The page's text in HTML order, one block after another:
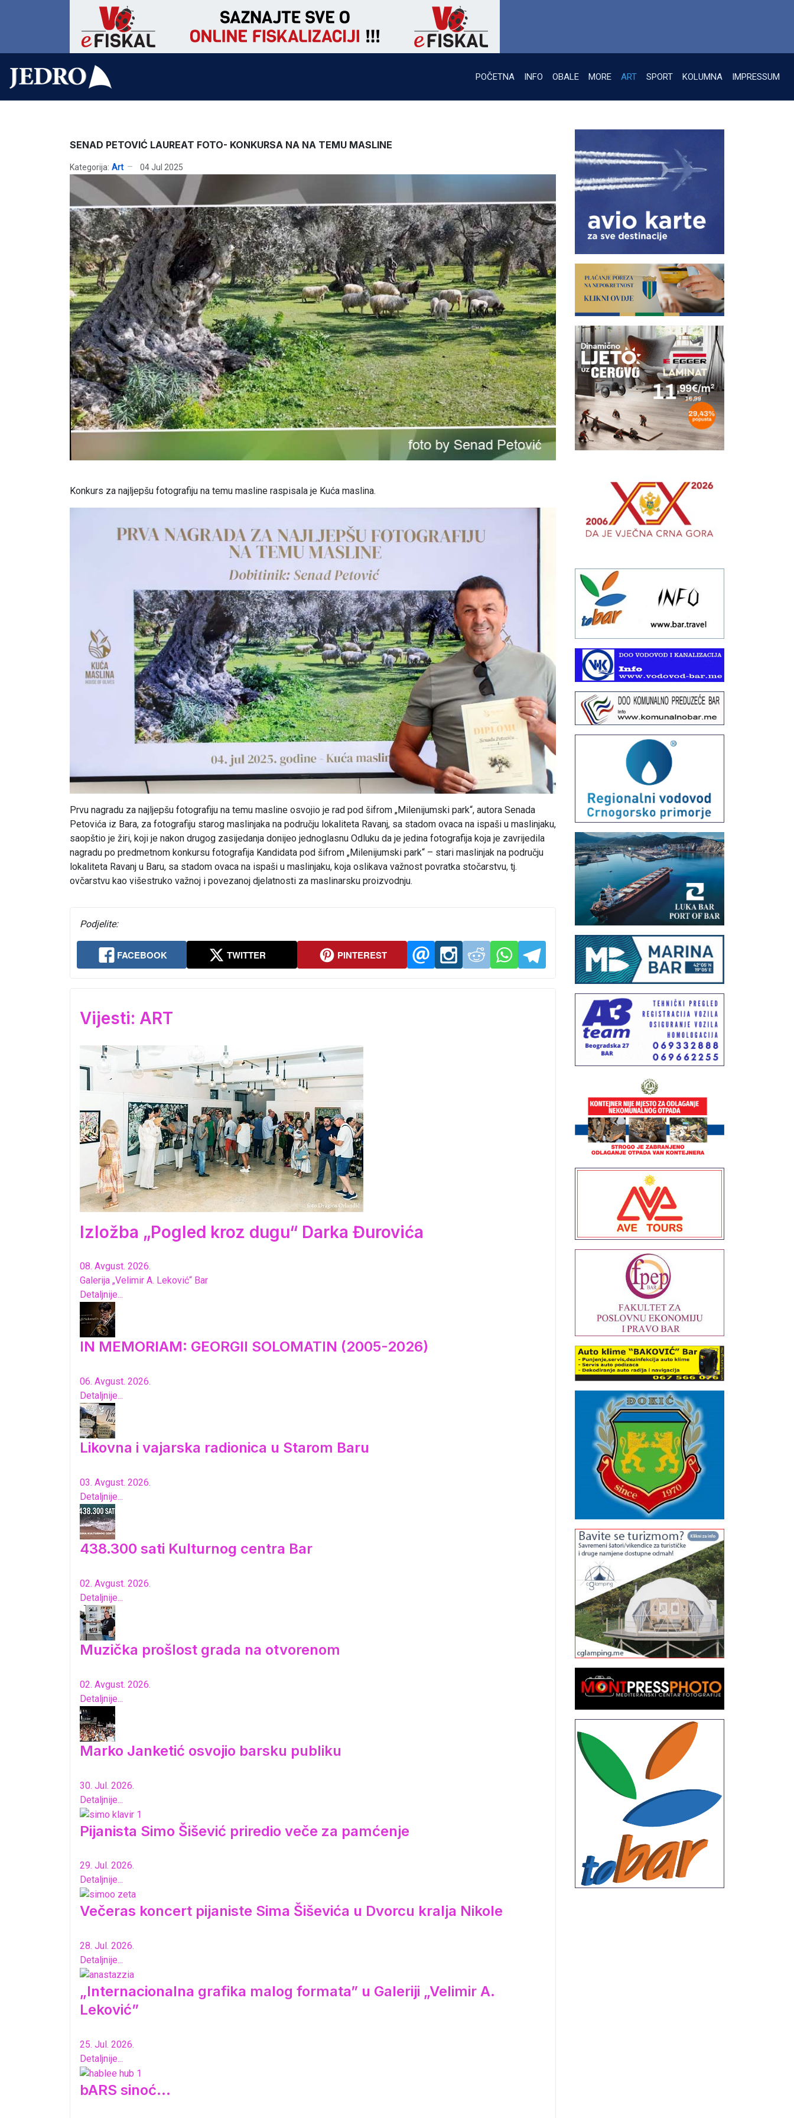
POČETNA INFO OBALE MORE ART SPORT KOLUMNA IMPRESSUM
SENAD PETOVIĆ LAUREAT FOTO- KONKURSA NA NA TEMU MASLINE
Kategorija: Art 04 Jul 2025
Konkurs za najljepšu fotografiju na temu masline raspisala je Kuća maslina.
Prvu nagradu za najljepšu fotografiju na temu masline osvojio je rad pod šifrom „Milenijumski park“, autora Senada
Petovića iz Bara, za fotografiju starog maslinjaka na području lokaliteta Ravanj, sa stadom ovaca na ispaši u maslinjaku,
saopštio je žiri, koji je nakon drugog zasijedanja donijeo jednoglasnu Odluku da je jedina fotografija koja je zavrijedila
nagradu po predmetnom konkursu fotografija Kandidata pod šifrom „Milenijumski park“ – stari maslinjak na području
lokaliteta Ravanj u Baru, sa stadom ovaca na ispaši u maslinjaku, koja oslikava važnost povratka stočarstvu, tj.
ovčarstvu kao višestruko važnoj i povezanoj djelatnosti za maslinarsku proizvodnju.
Podjelite:
FACEBOOK TWITTER PINTEREST
Vijesti: ART
Izložba „Pogled kroz dugu“ Darka Đurovića
08. Avgust. 2026.
Galerija „Velimir A. Leković“ Bar
Detaljnije...
IN MEMORIAM: GEORGII SOLOMATIN (2005-2026)
06. Avgust. 2026.
Detaljnije...
Likovna i vajarska radionica u Starom Baru
03. Avgust. 2026.
Detaljnije...
438.300 sati Kulturnog centra Bar
02. Avgust. 2026.
Detaljnije...
Muzička prošlost grada na otvorenom
02. Avgust. 2026.
Detaljnije...
Marko Janketić osvojio barsku publiku
30. Jul. 2026.
Detaljnije...
Pijanista Simo Šišević priredio veče za pamćenje
29. Jul. 2026.
Detaljnije...
Večeras koncert pijaniste Sima Šiševića u Dvorcu kralja Nikole
28. Jul. 2026.
Detaljnije...
„Internacionalna grafika malog formata” u Galeriji „Velimir A.
Leković”
25. Jul. 2026.
Detaljnije...
bARS sinoć...